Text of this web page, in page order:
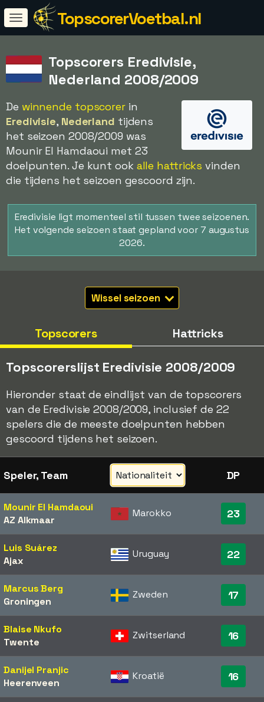
TopscorerVoetbal.nl
Topscorers Eredivisie,
Nederland 2008/2009
De winnende topscorerin
Eredivisie, Nederland tijdens
het seizoen 2008/2009 was
Mounir El Hamdaoui met 23
doelpunten. Je kunt ook alle hattricks vinden
die tijdens het seizoen gescoord zijn.
Eredivisie ligt momenteel stil tussen twee seizoenen.
Het volgende seizoen staat gepland voor 7 augustus
2026.
Wissel seizoen
Topscorers Hattricks
Topscorerslijst Eredivisie 2008/2009
Hieronder staat de eindlijst van de topscorers
van de Eredivisie 2008/2009, inclusief de 22
spelers die de meeste doelpunten hebben
gescoord tijdens het seizoen.
Speler, Team DP
Mounir El Hamdaoui
AZ Alkmaar
Marokko 23
Luis Suárez
Ajax
Uruguay 22
Marcus Berg
Groningen
Zweden 17
Blaise Nkufo
Twente
Zwitserland 16
Danijel Pranjic
Heerenveen
Kroatië 16